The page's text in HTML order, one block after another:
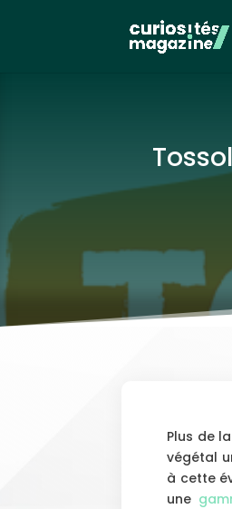
Plus de
végétal
à cette
une